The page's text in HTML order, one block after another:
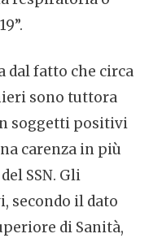
dal fatto che circa
sono tuttora
soggetti positivi
carenza in più
SSN. Gli
secondo il dato
di Sanità,